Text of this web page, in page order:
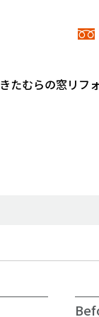
きたむらの窓リフ